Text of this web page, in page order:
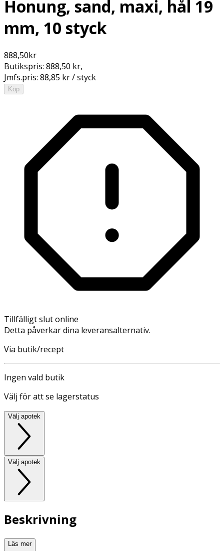
Honung, sand, maxi, hål 19
mm, 10 styck
888,50kr
Butikspris: 888,50 kr,
Jmfs.pris: 88,85 kr / styck
Köp
Tillfälligt slut online
Detta påverkar dina leveransalternativ.
Via butik/recept
Ingen vald butik
Välj för att se lagerstatus
Välj apotek
Välj apotek
Beskrivning
Läs mer